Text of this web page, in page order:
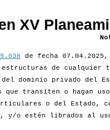
XV
de fecha
de cualquier
dominio privado del
que transiten o hagan
o del Estado,
y/o estén librados al